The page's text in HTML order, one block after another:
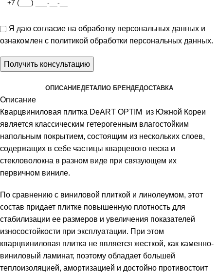
Я даю согласие на обработку персональных данных и
ознакомлен с политикой обработки персональных данных.
ОПИСАНИЕДЕТАЛИО БРЕНДЕДОСТАВКА
Описание
Кварцвиниловая плитка DeART OPTIM из Южной Кореи
является классическим гетерогенным влагостойким
напольным покрытием, состоящим из нескольких слоев,
содержащих в себе частицы кварцевого песка и
стекловолокна в разном виде при связующем их
первичном виниле.
По сравнению с виниловой плиткой и линолеумом, этот
состав придает плитке повышенную плотность для
стабилизации ее размеров и увеличения показателей
износостойкости при эксплуатации. При этом
кварцвиниловая плитка не является жесткой, как каменно-
виниловый ламинат, поэтому обладает большей
теплоизоляцией, амортизацией и достойно противостоит